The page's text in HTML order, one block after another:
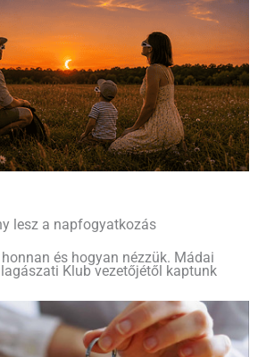
lesz a napfogyatkozás
és hogyan nézzük. Mádai
Klub vezetőjétől kaptunk